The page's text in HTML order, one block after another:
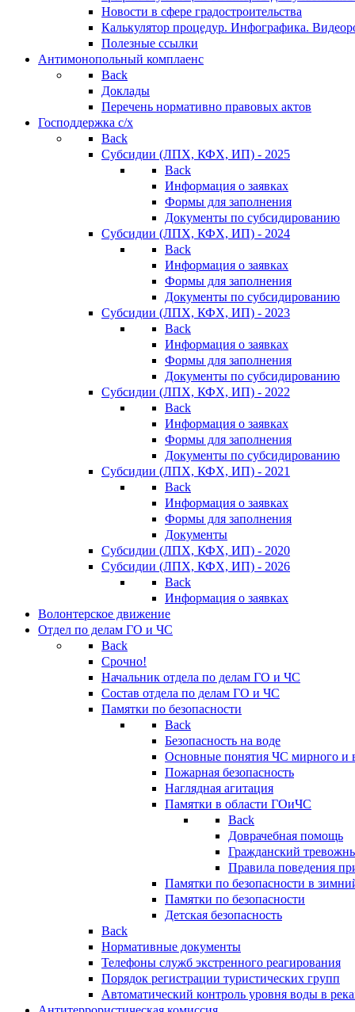
Новости в сфере градостроительства
Калькулятор процедур. Инфографика.
Полезные ссылки
Антимонопольный комплаенс
Back
Доклады
Перечень нормативно правовых актов
Господдержка с/х
Back
Субсидии (ЛПХ, КФХ, ИП) - 2025
Back
Информация о заявках
Формы для заполнения
Документы по субсидированию
Субсидии (ЛПХ, КФХ, ИП) - 2024
Back
Информация о заявках
Формы для заполнения
Документы по субсидированию
Субсидии (ЛПХ, КФХ, ИП) - 2023
Back
Информация о заявках
Формы для заполнения
Документы по субсидированию
Субсидии (ЛПХ, КФХ, ИП) - 2022
Back
Информация о заявках
Формы для заполнения
Документы по субсидированию
Субсидии (ЛПХ, КФХ, ИП) - 2021
Back
Информация о заявках
Формы для заполнения
Документы
Субсидии (ЛПХ, КФХ, ИП) - 2020
Субсидии (ЛПХ, КФХ, ИП) - 2026
Back
Информация о заявках
Волонтерское движение
Отдел по делам ГО и ЧС
Back
Срочно!
Начальник отдела по делам ГО и ЧС
Состав отдела по делам ГО и ЧС
Памятки по безопасности
Back
Безопасность на воде
Основные понятия ЧС мирного и
Пожарная безопасность
Наглядная агитация
Памятки в области ГОиЧС
Back
Доврачебная помощь
Гражданский
Правила поведения
Памятки по безопасности в
Памятки по безопасности
Детская безопасность
Back
Нормативные документы
Телефоны служб экстренного реагирования
Порядок регистрации туристических групп
Автоматический контроль уровня воды в